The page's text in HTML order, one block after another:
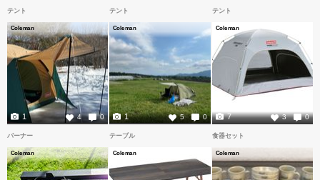
テント
Coleman
4 0
1
テント
Coleman
5 0
1
テント
Coleman
3 0
7
バーナー
Coleman
テーブル
Coleman
食器セット
Coleman